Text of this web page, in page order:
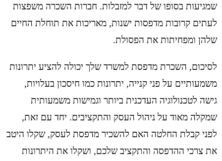
שמגיעות בסופו של דבר למזבלות. חברות השכרה משפצות
לעתים קרובות מדפסות ישנות, מאריכות את תוחלת החיים
שלהן ומפחיתות את הפסולת.
לסיכום, השכרת מדפסת למשרד שלך יכולה להציע יתרונות
משמעותיים על פני קנייה, יתרונות כמו חיסכון בעלויות,
גישה לטכנולוגיה העדכנית ביותר וגמישות משמעותית
שמקלה מאוד על ניהול העסק והתקציבים. יחד עם זאת,
לפני קבלת החלטה האם להשכיר מדפסת לעסק, שקלו היטב
את צרכי ההדפסה והתקציב שלכם, ושקלו את היתרונות